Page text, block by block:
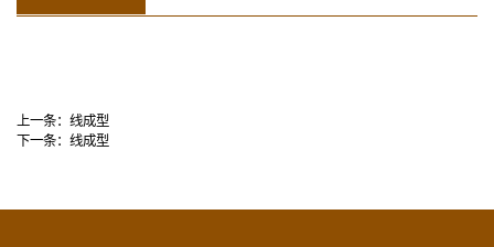
上一条： 线成型
下一条： 线成型